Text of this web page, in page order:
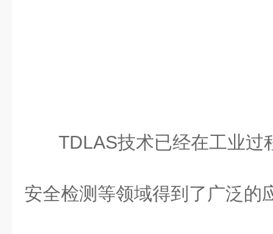
TDLAS技术已经在工业过
安全检测等领域得到了广泛的